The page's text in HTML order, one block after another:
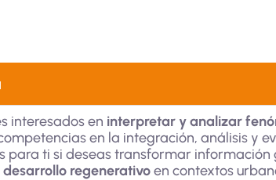
interesados en interpretar y analizar
en la integración, análisis y
para ti si deseas transformar
regenerativoen contextos